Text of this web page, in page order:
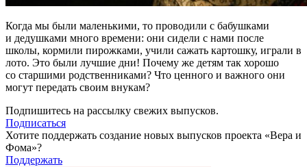
Когда мы были маленькими, то проводили с бабушками
и дедушками много времени: они сидели с нами после
школы, кормили пирожками, учили сажать картошку, играли в
лото. Это были лучшие дни! Почему же детям так хорошо
со старшими родственниками? Что ценного и важного они
могут передать своим внукам?
Подпишитесь на рассылку свежих выпусков.
Подписаться
Хотите поддержать создание новых выпусков проекта «Вера и
Фома»?
Поддержать